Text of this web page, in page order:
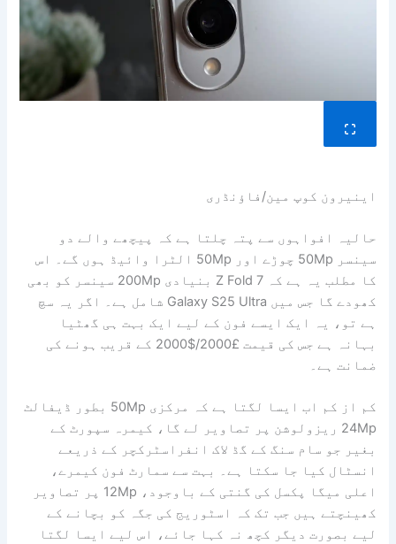
اینیرون کوپ مین/فاؤنڈری
حالیہ افواہوں سے پتہ چلتا ہے کہ پیچھے والے دو
سینسر 50Mp چوڑے اور 50Mp الٹرا وائیڈ ہوں گے۔ اس
کا مطلب یہ ہے کہ Z Fold 7 بنیادی 200Mp سینسر کو بھی
کھودے گا جس میں Galaxy S25 Ultra شامل ہے۔ اگر یہ سچ
ہے تو، یہ ایک ایسے فون کے لیے ایک بہت ہی گھٹیا
بہانہ ہے جس کی قیمت £2000/$2000 کے قریب ہونے کی
ضمانت ہے۔
کم از کم اب ایسا لگتا ہے کہ مرکزی 50Mp بطور ڈیفالٹ
24Mp ریزولوشن پر تصاویر لے گا، کیمرہ سپورٹ کے
بغیر جو سام سنگ کے گڈ لاک انفراسٹرکچر کے ذریعے
انسٹال کیا جا سکتا ہے۔ بہت سے سمارٹ فون کیمرے،
اعلی میگا پکسل کی گنتی کے باوجود، 12Mp پر تصاویر
کھینچتے ہیں جب تک کہ اسٹوریج کی جگہ کو بچانے کے
لیے بصورت دیگر کچھ نہ کہا جائے، اس لیے ایسا لگتا